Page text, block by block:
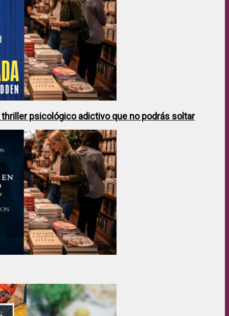
thriller psicológico adictivo que no podrás soltar